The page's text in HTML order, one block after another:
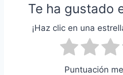
Te ha gustado
¡Haz clic en una
Puntuación